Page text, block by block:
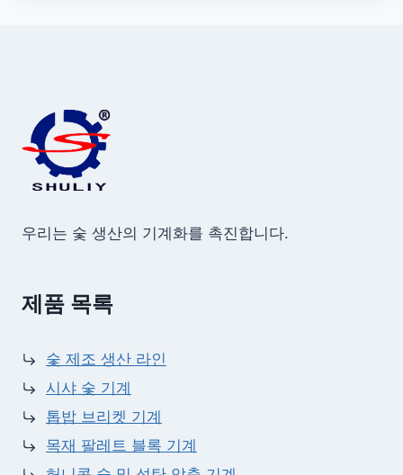
우리는 숯 생산의 기계화를 촉진합니다.
제품 목록
숯 제조 생산 라인
시샤 숯 기계
톱밥 브리켓 기계
목재 팔레트 블록 기계